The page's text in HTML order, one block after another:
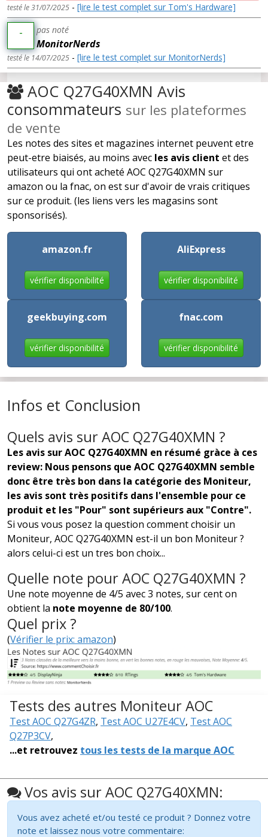
testé le 31/07/2025 - [lire le test complet sur Tom's Hardware]
- pas noté
MonitorNerds
testé le 14/07/2025 - [lire le test complet sur MonitorNerds]
AOC Q27G40XMN Avis
consommateurs sur les plateformes
de vente
Les notes des sites et magazines internet peuvent etre
peut-etre biaisés, au moins avec les avis client et des
utilisateurs qui ont acheté AOC Q27G40XMN sur
amazon ou la fnac, on est sur d'avoir de vrais critiques
sur ce produit. (les liens vers les magasins sont
sponsorisés).
amazon.fr
vérifier disponibilité
AliExpress
vérifier disponibilité
geekbuying.com
vérifier disponibilité
fnac.com
vérifier disponibilité
Infos et Conclusion
Quels avis sur AOC Q27G40XMN ?
Les avis sur AOC Q27G40XMN en résumé gràce à ces
review: Nous pensons que AOC Q27G40XMN semble
donc être très bon dans la catégorie des Moniteur,
les avis sont très positifs dans l'ensemble pour ce
produit et les "Pour" sont supérieurs aux "Contre".
Si vous vous posez la question comment choisir un
Moniteur, AOC Q27G40XMN est-il un bon Moniteur ?
alors celui-ci est un tres bon choix...
Quelle note pour AOC Q27G40XMN ?
Une note moyenne de 4/5 avec 3 notes, sur cent on
obtient la note moyenne de 80/100.
Quel prix ?
(Vérifier le prix: amazon)
Tests des autres Moniteur AOC
Test AOC Q27G4ZR, Test AOC U27E4CV, Test AOC
Q27P3CV,
...et retrouvez tous les tests de la marque AOC
Vos avis sur AOC Q27G40XMN:
Vous avez acheté et/ou testé ce produit ? Donnez votre
note et laissez nous votre commentaire: